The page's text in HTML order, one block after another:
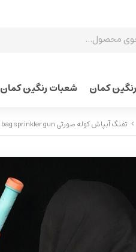
کمان شعبات رنگین کمان
تفنگ آبپاش کوله صورتی Pink bag sprinkler gun